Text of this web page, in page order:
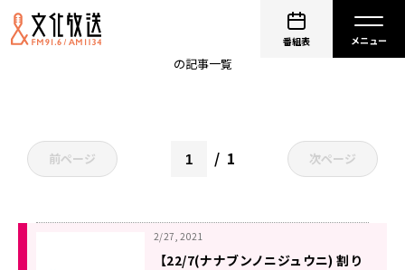
番組表
の記事一覧
前ページ 1 次ページ
2/27, 2021
【22/7(ナナブンノニジュウニ) 割り